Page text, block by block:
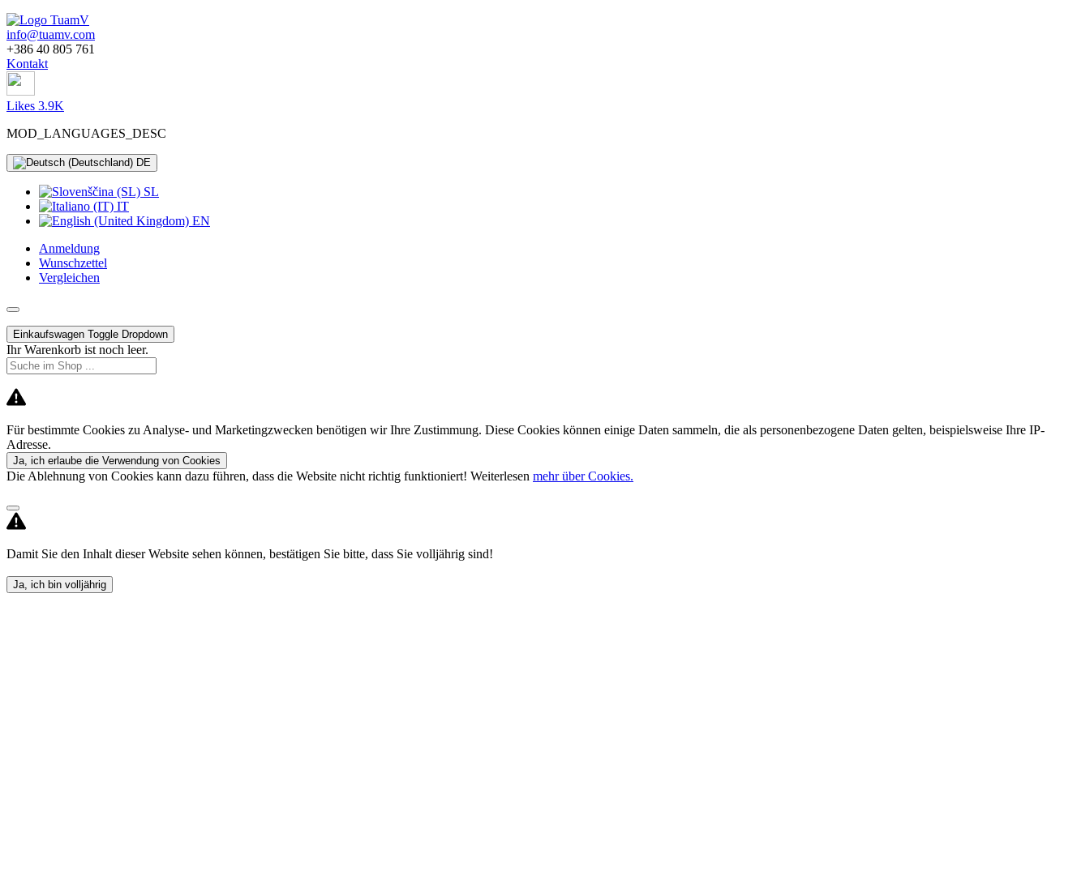
info@tuamv.com
+386 40 805 761
Kontakt
Likes 3.9K
MOD_LANGUAGES_DESC
DE
SL
IT
EN
Anmeldung
Wunschzettel
Vergleichen
Einkaufswagen Toggle Dropdown
Ihr Warenkorb ist noch leer.
Für bestimmte Cookies zu Analyse- und Marketingzwecken benötigen wir Ihre Zustimmung. Diese Cookies können einige Daten sammeln, die als personenbezogene Daten gelten, beispielsweise Ihre IP-
Adresse.
Ja, ich erlaube die Verwendung von Cookies
Die Ablehnung von Cookies kann dazu führen, dass die Website nicht richtig funktioniert! Weiterlesen mehr über Cookies.
Damit Sie den Inhalt dieser Website sehen können, bestätigen Sie bitte, dass Sie volljährig sind!
Ja, ich bin volljährig